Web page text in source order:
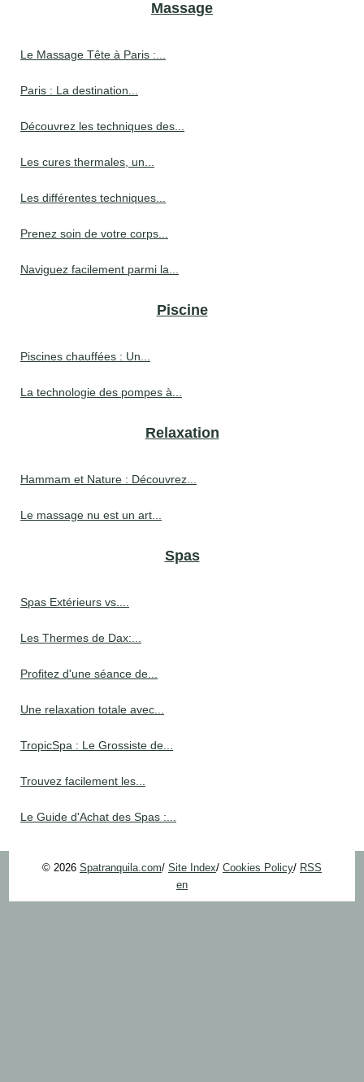
Massage
Le Massage Tête à Paris :...
Paris : La destination...
Découvrez les techniques des...
Les cures thermales, un...
Les différentes techniques...
Prenez soin de votre corps...
Naviguez facilement parmi la...
Piscine
Piscines chauffées : Un...
La technologie des pompes à...
Relaxation
Hammam et Nature : Découvrez...
Le massage nu est un art...
Spas
Spas Extérieurs vs....
Les Thermes de Dax:...
Profitez d'une séance de...
Une relaxation totale avec...
TropicSpa : Le Grossiste de...
Trouvez facilement les...
Le Guide d'Achat des Spas :...
© 2026 Spatranquila.com/ Site Index/ Cookies Policy/ RSS
en